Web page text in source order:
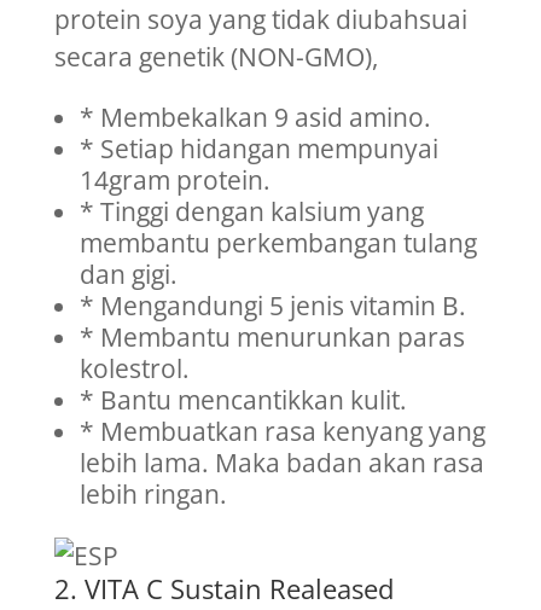
protein soya yang tidak diubahsuai
secara genetik (NON-GMO),
* Membekalkan 9 asid amino.
* Setiap hidangan mempunyai
14gram protein.
* Tinggi dengan kalsium yang
membantu perkembangan tulang
dan gigi.
* Mengandungi 5 jenis vitamin B.
* Membantu menurunkan paras
kolestrol.
* Bantu mencantikkan kulit.
* Membuatkan rasa kenyang yang
lebih lama. Maka badan akan rasa
lebih ringan.
2. VITA C Sustain Realeased